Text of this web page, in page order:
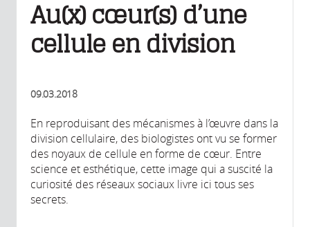
Au(x) cœur(s) d’une
cellule en division
09.03.2018
En reproduisant des mécanismes à l’œuvre dans la
division cellulaire, des biologistes ont vu se former
des noyaux de cellule en forme de cœur. Entre
science et esthétique, cette image qui a suscité la
curiosité des réseaux sociaux livre ici tous ses
secrets.